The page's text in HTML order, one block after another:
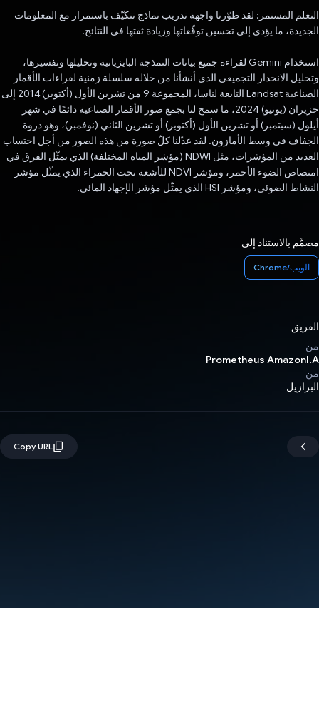
التعلم المستمر: لقد طوّرنا واجهة تدريب نماذج تتكيّف باستمرار مع المعلومات
الجديدة، ما يؤدي إلى تحسين توقّعاتها وزيادة ثقتها في النتائج.
استخدام Gemini لقراءة جميع بيانات النمذجة البايزيانية وتحليلها وتفسيرها،
وتحليل الانحدار التجميعي الذي أنشأنا من خلاله سلسلة زمنية لقراءات الأقمار
الصناعية Landsat التابعة لناسا، المجموعة 9 من تشرين الأول (أكتوبر) 2014 إلى
حزيران (يونيو) 2024، ما سمح لنا بجمع صور الأقمار الصناعية دائمًا في شهر
أيلول (سبتمبر) أو تشرين الأول (أكتوبر) أو تشرين الثاني (نوفمبر)، وهو ذروة
الجفاف في وسط الأمازون. لقد عدّلنا كلّ صورة من هذه الصور من أجل احتساب
العديد من المؤشرات، مثل NDWI (مؤشر المياه المختلفة) الذي يمثّل الفرق في
امتصاص الضوء الأحمر، ومؤشر NDVI للأشعة تحت الحمراء الذي يمثّل مؤشر
النشاط الضوئي، ومؤشر HSI الذي يمثّل مؤشر الإجهاد المائي.
مصمَّم بالاستناد إلى
الويب/Chrome
الفريق
من
Prometheus AmazonI.A
من
البرازيل